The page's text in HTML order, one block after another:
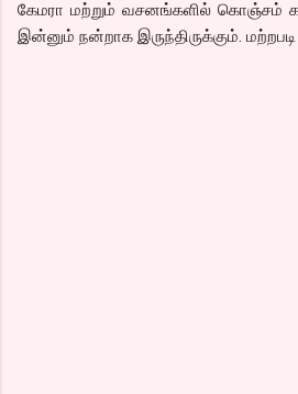
கேமரா மற்றும் வசனங்களில் கொஞ்சம்
இன்னும் நன்றாக இருந்திருக்கும். மற்றபடி